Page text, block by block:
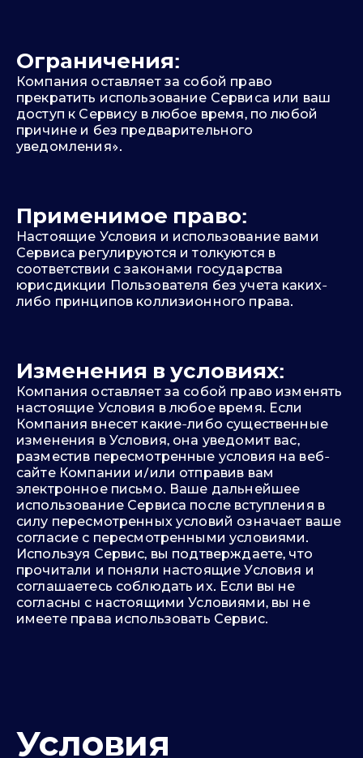
Ограничения:
Компания оставляет за собой право
прекратить использование Сервиса или ваш
доступ к Сервису в любое время, по любой
причине и без предварительного
уведомления».
Применимое право:
Настоящие Условия и использование вами
Сервиса регулируются и толкуются в
соответствии с законами государства
юрисдикции Пользователя без учета каких-
либо принципов коллизионного права.
Изменения в условиях:
Компания оставляет за собой право изменять
настоящие Условия в любое время. Если
Компания внесет какие-либо существенные
изменения в Условия, она уведомит вас,
разместив пересмотренные условия на веб-
сайте Компании и/или отправив вам
электронное письмо. Ваше дальнейшее
использование Сервиса после вступления в
силу пересмотренных условий означает ваше
согласие с пересмотренными условиями.
Используя Сервис, вы подтверждаете, что
прочитали и поняли настоящие Условия и
соглашаетесь соблюдать их. Если вы не
согласны с настоящими Условиями, вы не
имеете права использовать Сервис.
Условия